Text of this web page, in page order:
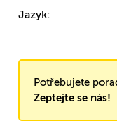
Jazyk:
Potřebujete
Zeptejte se nás!